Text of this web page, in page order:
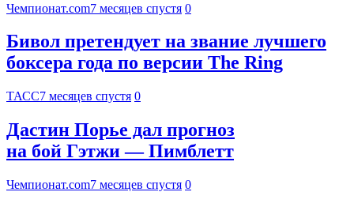
Чемпионат.com7 месяцев спустя 0
Бивол претендует на звание лучшего
боксера года по версии The Ring
ТАСС7 месяцев спустя 0
Дастин Порье дал прогноз
на бой Гэтжи — Пимблетт
Чемпионат.com7 месяцев спустя 0